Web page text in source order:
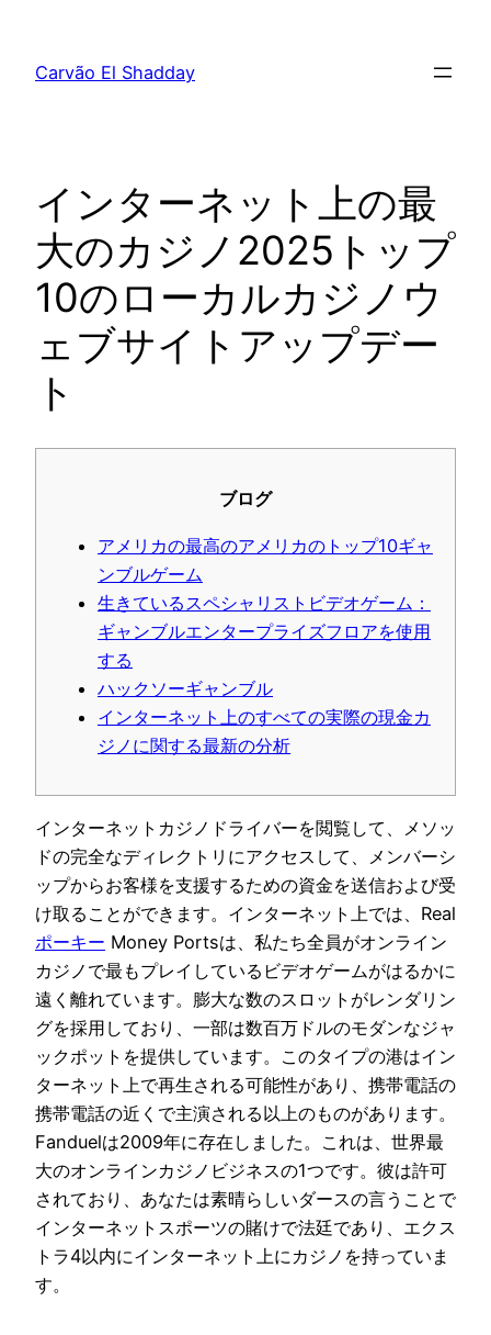
Carvão El Shadday
インターネット上の最
大のカジノ2025トップ
10のローカルカジノウ
ェブサイトアップデー
ト
ブログ
アメリカの最高のアメリカのトップ10ギャ
ンブルゲーム
生きているスペシャリストビデオゲーム：
ギャンブルエンタープライズフロアを使用
する
ハックソーギャンブル
インターネット上のすべての実際の現金カ
ジノに関する最新の分析
インターネットカジノドライバーを閲覧して、メソッ
ドの完全なディレクトリにアクセスして、メンバーシ
ップからお客様を支援するための資金を送信および受
け取ることができます。インターネット上では、Real
ポーキー Money Portsは、私たち全員がオンライン
カジノで最もプレイしているビデオゲームがはるかに
遠く離れています。膨大な数のスロットがレンダリン
グを採用しており、一部は数百万ドルのモダンなジャ
ックポットを提供しています。このタイプの港はイン
ターネット上で再生される可能性があり、携帯電話の
携帯電話の近くで主演される以上のものがあります。
Fanduelは2009年に存在しました。これは、世界最
大のオンラインカジノビジネスの1つです。彼は許可
されており、あなたは素晴らしいダースの言うことで
インターネットスポーツの賭けで法廷であり、エクス
トラ4以内にインターネット上にカジノを持っていま
す。